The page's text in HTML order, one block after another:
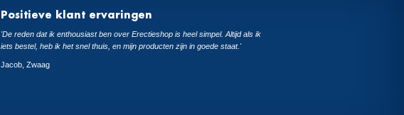
Positieve klant ervaringen
'De reden dat ik enthousiast ben over Erectieshop is heel simpel. Altijd als ik
iets bestel, heb ik het snel thuis, en mijn producten zijn in goede staat.'
Jacob, Zwaag